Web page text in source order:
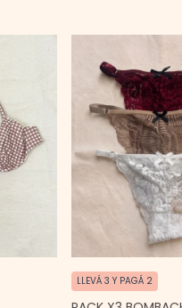
LLEVÁ 3 Y PAGÁ 2